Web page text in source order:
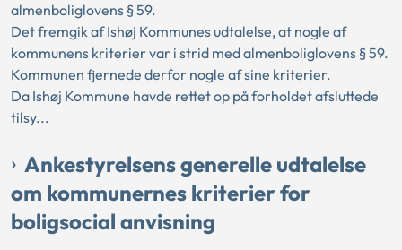
almenboliglovens § 59.
Det fremgik af Ishøj Kommunes udtalelse, at nogle af
kommunens kriterier var i strid med almenboliglovens § 59.
Kommunen fjernede derfor nogle af sine kriterier.
Da Ishøj Kommune havde rettet op på forholdet afsluttede
tilsy...
Ankestyrelsens generelle udtalelse
om kommunernes kriterier for
boligsocial anvisning